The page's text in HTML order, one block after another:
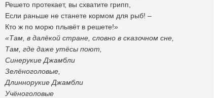
Решето протекает, вы схватите грипп,
Если раньше не станете кормом для рыб! –
Кто ж по морю плывёт в решете!»
«Там, в далёкой стране, словно в сказочном сне,
Там, где даже утёсы поют,
Синерукие Джамбли
Зелёноголовые,
Длиннорукие Джамбли
Учёноголовые